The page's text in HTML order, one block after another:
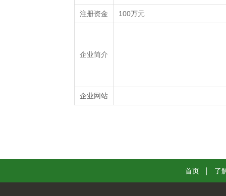
注册资金 100万元
企业简介
企业网站
首页 了